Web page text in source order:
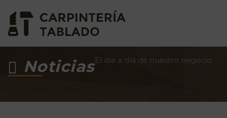
NoticiasEl día a día de nuestro negocio